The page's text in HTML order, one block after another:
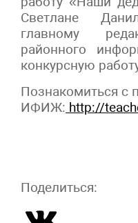
Светлане
главному
районного
конкурсную
Познакомиться с
ИФИЖ: http://
Поделиться: